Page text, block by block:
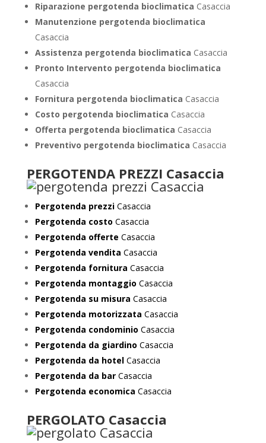
Riparazione pergotenda bioclimatica Casaccia
Manutenzione pergotenda bioclimatica
Casaccia
Assistenza pergotenda bioclimatica Casaccia
Pronto Intervento pergotenda bioclimatica
Casaccia
Fornitura pergotenda bioclimatica Casaccia
Costo pergotenda bioclimatica Casaccia
Offerta pergotenda bioclimatica Casaccia
Preventivo pergotenda bioclimatica Casaccia
PERGOTENDA PREZZI Casaccia
Pergotenda prezziCasaccia
Pergotenda costo Casaccia
Pergotenda offerte Casaccia
Pergotenda vendita Casaccia
Pergotenda fornitura Casaccia
Pergotenda montaggio Casaccia
Pergotenda su misura Casaccia
Pergotenda motorizzata Casaccia
Pergotenda condominio Casaccia
Pergotenda da giardino Casaccia
Pergotenda da hotelCasaccia
Pergotenda da barCasaccia
Pergotenda economica Casaccia
PERGOLATO Casaccia